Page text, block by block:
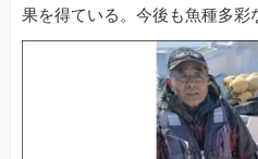
果を得ている。今後も魚種多彩